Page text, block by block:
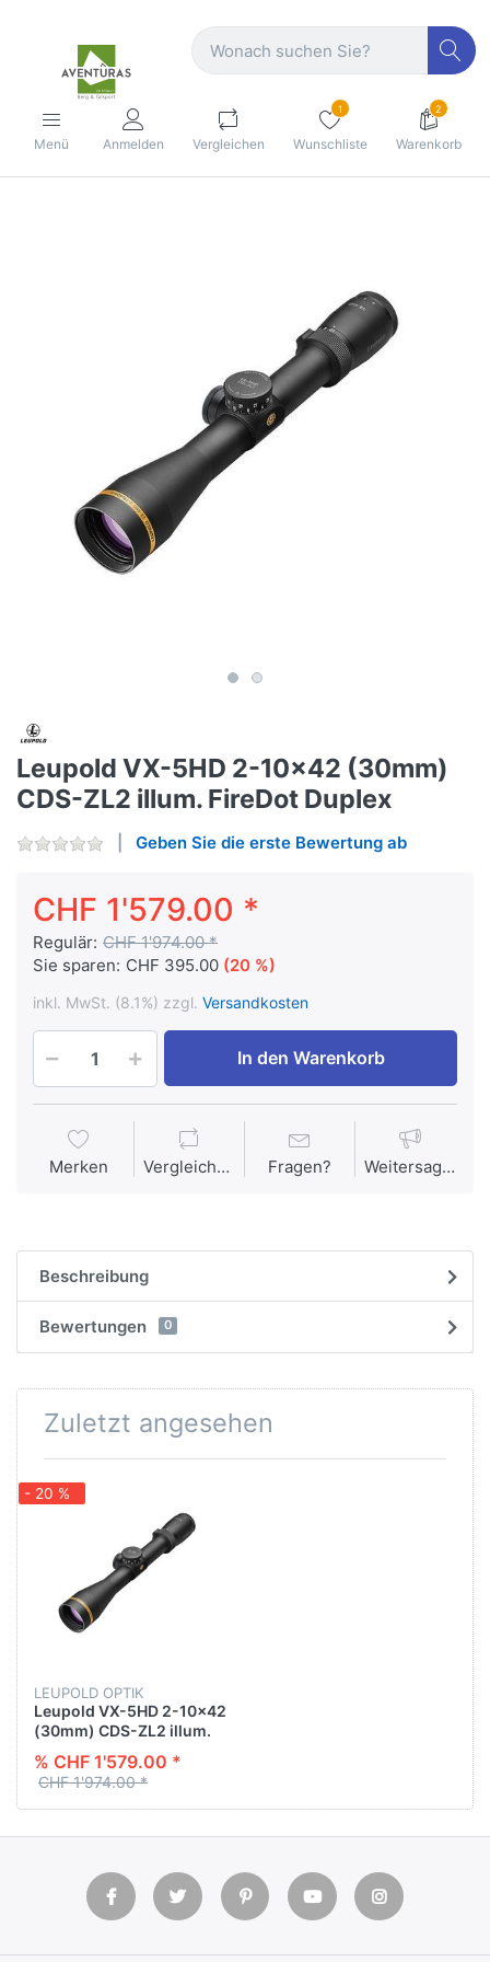
Menü Anmelden Vergleichen
1
Wunschliste
2
Warenkorb
Leupold VX-5HD 2-10x42 (30mm)
CDS-ZL2 illum. FireDot Duplex
Geben Sie die erste Bewertung ab
CHF 1'579.00 *
Regulär: CHF 1'974.00 *
Sie sparen: CHF 395.00 (20 %)
inkl. MwSt. (8.1%) zzgl. Versandkosten
In den Warenkorb
Merken Vergleichen Fragen? Weitersagen
Beschreibung
Bewertungen 0
Zuletzt angesehen
- 20 %
LEUPOLD OPTIK
Leupold VX-5HD 2-10x42
(30mm) CDS-ZL2 illum.
FireDot Duplex
% CHF 1'579.00 *
CHF 1'974.00 *